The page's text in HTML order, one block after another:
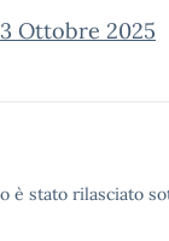
Ottobre 2025
è stato rilasciato